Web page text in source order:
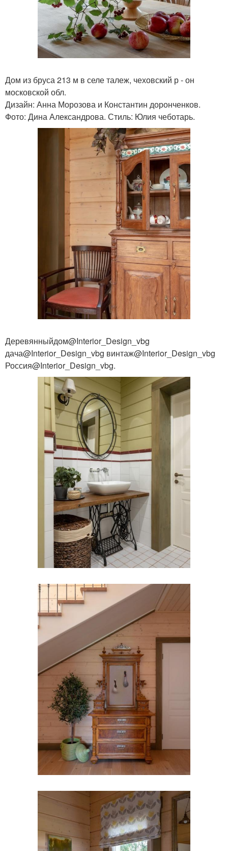
Дом из бруса 213 м в селе талеж, чеховский р - он
московской обл.
Дизайн: Анна Морозова и Константин доронченков.
Фото: Дина Александрова. Стиль: Юлия чеботарь.
Деревянныйдом@Interior_Design_vbg
дача@Interior_Design_vbg винтаж@Interior_Design_vbg
Россия@Interior_Design_vbg.